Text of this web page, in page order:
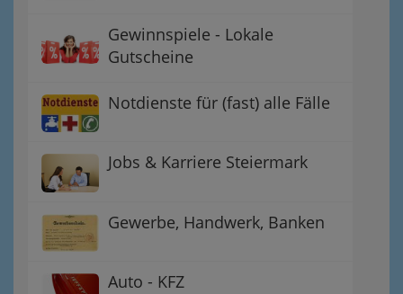
Gewinnspiele - Lokale
Gutscheine
Notdienste für (fast) alle Fälle
Jobs & Karriere Steiermark
Gewerbe, Handwerk, Banken
Auto - KFZ